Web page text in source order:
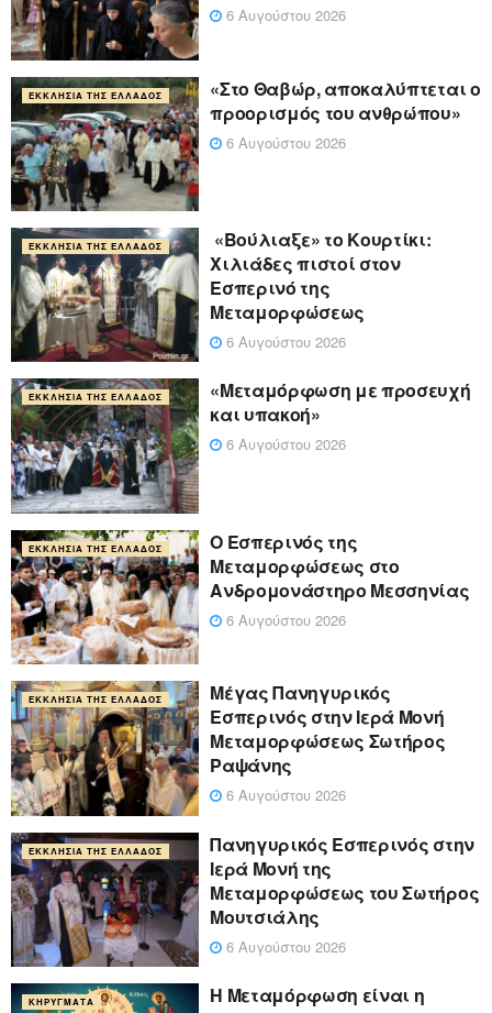
6 Αυγούστου 2026
ΕΚΚΛΗΣΊΑ ΤΗΣ ΕΛΛΆΔΟΣ
«Στο Θαβώρ, αποκαλύπτεται ο
προορισμός του ανθρώπου»
6 Αυγούστου 2026
ΕΚΚΛΗΣΊΑ ΤΗΣ ΕΛΛΆΔΟΣ
«Βούλιαξε» το Κουρτίκι:
Χιλιάδες πιστοί στον
Εσπερινό της
Μεταμορφώσεως
6 Αυγούστου 2026
ΕΚΚΛΗΣΊΑ ΤΗΣ ΕΛΛΆΔΟΣ
«Μεταμόρφωση με προσευχή
και υπακοή»
6 Αυγούστου 2026
ΕΚΚΛΗΣΊΑ ΤΗΣ ΕΛΛΆΔΟΣ
Ο Εσπερινός της
Μεταμορφώσεως στο
Ανδρομονάστηρο Μεσσηνίας
6 Αυγούστου 2026
ΕΚΚΛΗΣΊΑ ΤΗΣ ΕΛΛΆΔΟΣ
Μέγας Πανηγυρικός
Εσπερινός στην Ιερά Μονή
Μεταμορφώσεως Σωτήρος
Ραψάνης
6 Αυγούστου 2026
ΕΚΚΛΗΣΊΑ ΤΗΣ ΕΛΛΆΔΟΣ
Πανηγυρικός Εσπερινός στην
Ιερά Μονή της
Μεταμορφώσεως του Σωτήρος
Μουτσιάλης
6 Αυγούστου 2026
ΚΗΡΎΓΜΑΤΑ
Η Μεταμόρφωση είναι η